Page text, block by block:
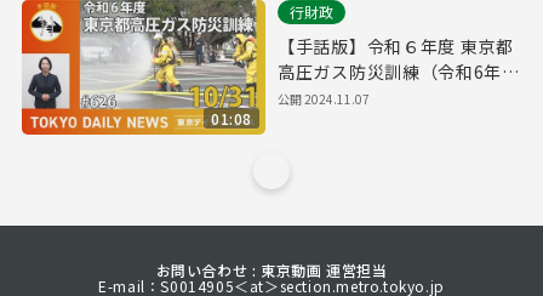
01:08
行財政
【手話版】令和６年度 東京都
高圧ガス防災訓練（令和6年
10月31日 東京デイリーニュー
公開2024.11.07
お問い合わせ : 東京動画 運営担当
E-mail：S0014905＜at＞section.metro.tokyo.jp